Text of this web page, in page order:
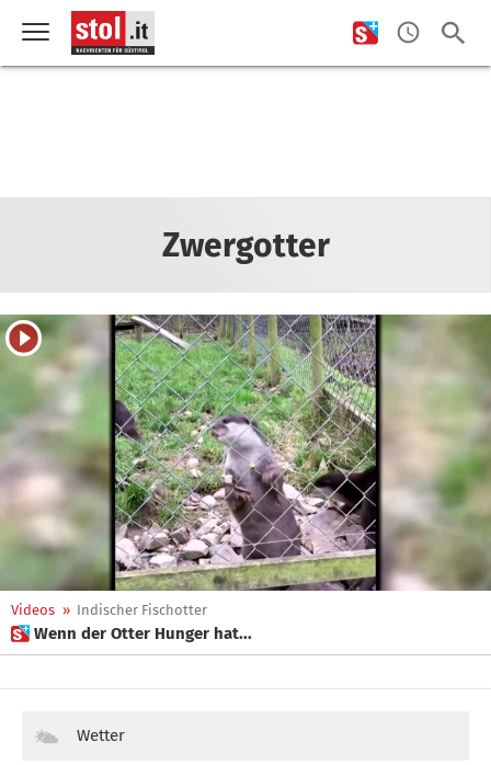
Zwergotter
Videos » Indischer Fischotter
 Wenn der Otter Hunger hat...
Wetter